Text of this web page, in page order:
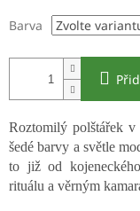
cena:
Barva
Roztomilý polštářek v
šedé barvy a světle
to již od
rituálu a věrným